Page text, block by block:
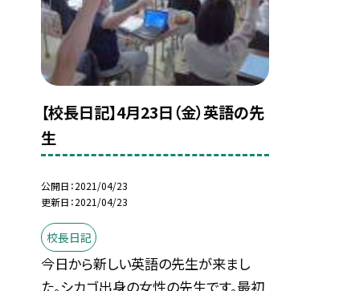
【校長日記】4月23日（金）英語の先
生
公開日 2021/04/23
更新日 2021/04/23
校長日記
今日から新しい英語の先生が来まし
た。シカゴ出身の女性の先生です。最初